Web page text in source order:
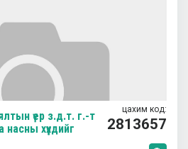
үер з.д.т. г.-т
насны хүүхдийг
цахим код:
2813657